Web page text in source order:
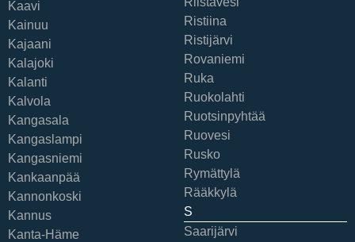
Kaavi
Kainuu
Kajaani
Kalajoki
Kalanti
Kalvola
Kangasala
Kangaslampi
Kangasniemi
Kankaanpää
Kannonkoski
Kannus
Kanta-Häme
Ristiina
Ristijärvi
Rovaniemi
Ruka
Ruokolahti
Ruotsinpyhtää
Ruovesi
Rusko
Rymättylä
Rääkkylä
S
Saarijärvi